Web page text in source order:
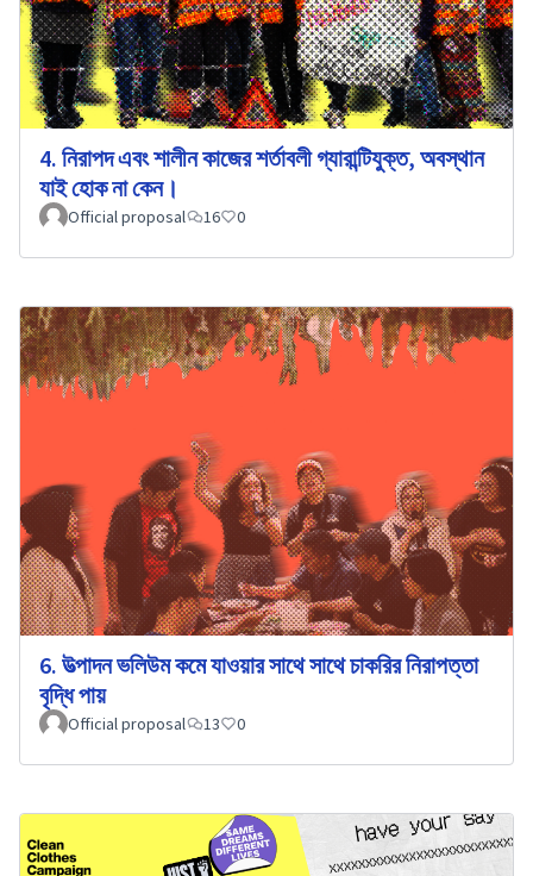
4. নিরাপদ এবং শালীন কাজের শর্তাবলী গ্যারান্টিযুক্ত, অবস্থান
যাই হোক না কেন।
Official proposal 16 0
6. উত্পাদন ভলিউম কমে যাওয়ার সাথে সাথে চাকরির নিরাপত্তা
বৃদ্ধি পায়
Official proposal 13 0